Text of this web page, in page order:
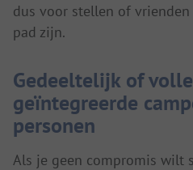
dus voor stellen of
pad zijn.
Gedeeltelijk of
geïntegreerde
personen
Als je geen compromis wilt